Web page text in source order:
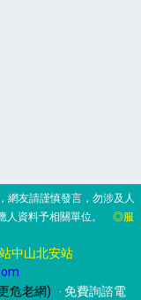
網友請謹慎發言，勿涉及人
人資料予相關單位。 ◎服
中山北安站
危老網)
‧ 免費詢諮電